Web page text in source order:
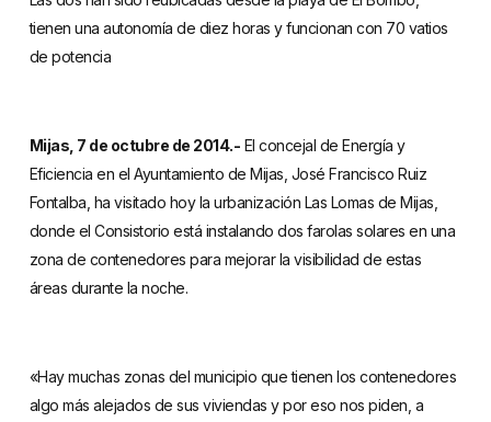
tienen una autonomía de diez horas y funcionan con 70 vatios
de potencia
Mijas, 7 de octubre de 2014.- El concejal de Energía y
Eficiencia en el Ayuntamiento de Mijas, José Francisco Ruiz
Fontalba, ha visitado hoy la urbanización Las Lomas de Mijas,
donde el Consistorio está instalando dos farolas solares en una
zona de contenedores para mejorar la visibilidad de estas
áreas durante la noche.
«Hay muchas zonas del municipio que tienen los contenedores
algo más alejados de sus viviendas y por eso nos piden, a